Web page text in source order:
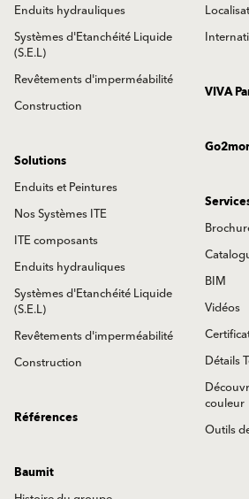
Enduits hydrauliques
Systèmes d'Etanchéité Liquide
(S.E.L)
Revêtements d'imperméabilité
Construction
VIVA
Solutions
Enduits et Peintures
Nos Systèmes ITE
ITE composants
Enduits hydrauliques
Systèmes d'Etanchéité Liquide
(S.E.L)
Revêtements d'imperméabilité
Construction
BIM
Vidéos
Détails
couleur
Outils
Références
Baumit